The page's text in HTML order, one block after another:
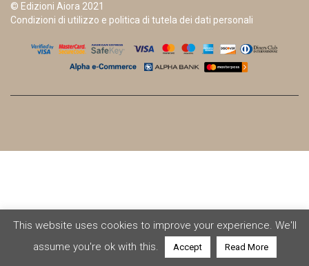
© Edizioni Aiora 2021
Condizioni di utilizzo e politica di tutela dei dati personali
This website uses cookies to improve your experience. We'll
assume you're ok with this.
Accept Read More